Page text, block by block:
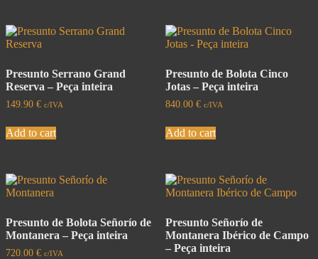
Presunto Serrano Grand
Reserva – Peça inteira
149.90 € c/IVA
Add to cart
Presunto de Bolota Cinco
Jotas – Peça inteira
840.00 € c/IVA
Add to cart
Presunto de Bolota Señorío de
Montanera – Peça inteira
720.00 € c/IVA
Presunto Señorío de
Montanera Ibérico de Campo
– Peça inteira